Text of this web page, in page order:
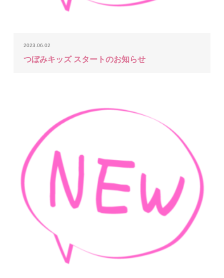
2023.06.02
つぼみキッズ スタートのお知らせ